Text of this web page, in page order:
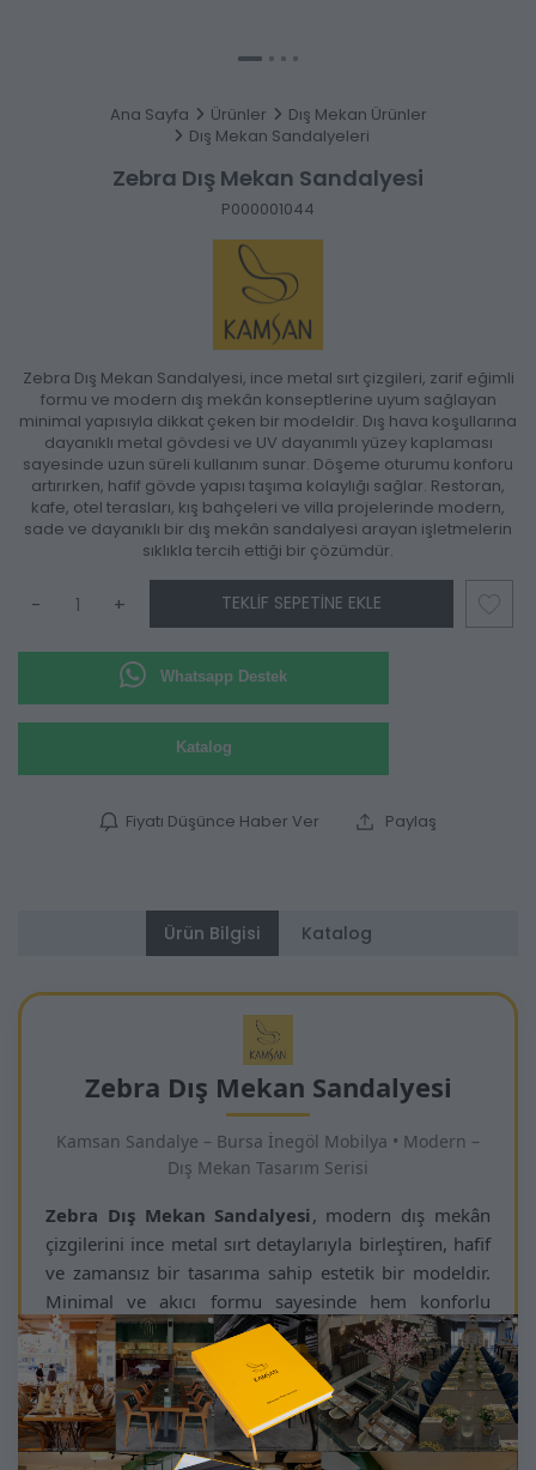
Ana Sayfa Ürünler
Dış Mekan Ürünler
Dış Mekan Sandalyeleri
Zebra Dış Mekan Sandalyesi
P000001044
Zebra Dış Mekan Sandalyesi, ince metal sırt çizgileri, zarif eğimli
formu ve modern dış mekân konseptlerine uyum sağlayan
minimal yapısıyla dikkat çeken bir modeldir. Dış hava koşullarına
dayanıklı metal gövdesi ve UV dayanımlı yüzey kaplaması
sayesinde uzun süreli kullanım sunar. Döşeme oturumu konforu
artırırken, hafif gövde yapısı taşıma kolaylığı sağlar. Restoran,
kafe, otel terasları, kış bahçeleri ve villa projelerinde modern,
sade ve dayanıklı bir dış mekân sandalyesi arayan işletmelerin
sıklıkla tercih ettiği bir çözümdür.
- + TEKLIF SEPETINE EKLE
Whatsapp Destek
Katalog
Fiyatı Düşünce Haber Ver Paylaş
Ürün Bilgisi Katalog
Zebra Dış Mekan Sandalyesi
Kamsan Sandalye – Bursa İnegöl Mobilya • Modern –
Dış Mekan Tasarım Serisi
Zebra Dış Mekan Sandalyesi, modern dış mekân
çizgilerini ince metal sırt detaylarıyla birleştiren, hafif
ve zamansız bir tasarıma sahip estetik bir modeldir.
Minimal ve akıcı formu sayesinde hem konforlu
oturum sunar hem de mekâna şık bir görünüm
kazandırır.
Dış hava koşullarına dayanıklı özel kaplama
teknolojisi ve sağlam metal gövdesi ile Zebra modeli,
restoran, kafe, otel terasları, kış bahçeleri, villa